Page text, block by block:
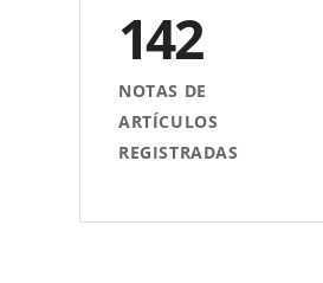
142
NOTAS DE
ARTÍCULOS
REGISTRADAS